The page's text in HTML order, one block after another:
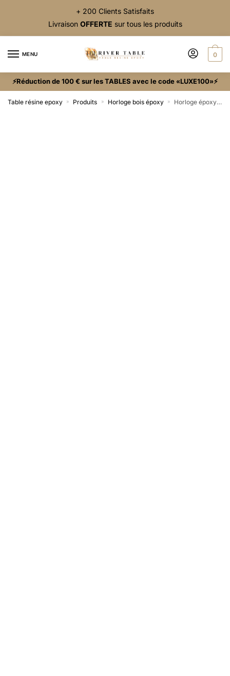
+ 200 Clients Satisfaits
Livraison OFFERTE sur tous les produits
MENU 0
⚡Réduction de 100 € sur les TABLES avec le code «LUXE100»⚡
Table résine epoxy » Produits » Horloge bois époxy » Horloge époxy bleu clair